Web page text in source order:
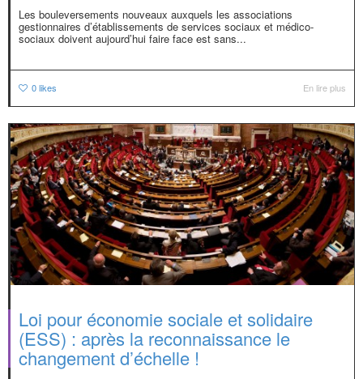
Les bouleversements nouveaux auxquels les associations
gestionnaires d’établissements de services sociaux et médico-
sociaux doivent aujourd’hui faire face est sans...
0likes En lire plus
Loi pour économie sociale et solidaire
(ESS) : après la reconnaissance le
changement d’échelle !